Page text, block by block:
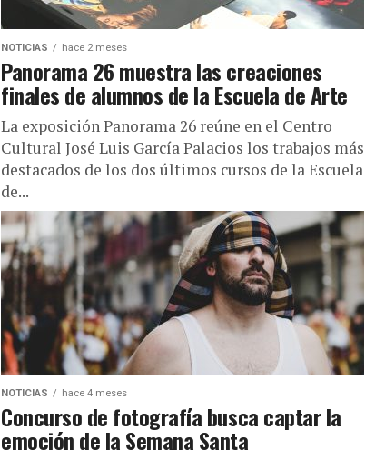
NOTICIAS hace 2 meses
Panorama 26 muestra las creaciones
finales de alumnos de la Escuela de Arte
La exposición Panorama 26 reúne en el Centro
Cultural José Luis García Palacios los trabajos más
destacados de los dos últimos cursos de la Escuela
de...
NOTICIAS hace 4 meses
Concurso de fotografía busca captar la
emoción de la Semana Santa